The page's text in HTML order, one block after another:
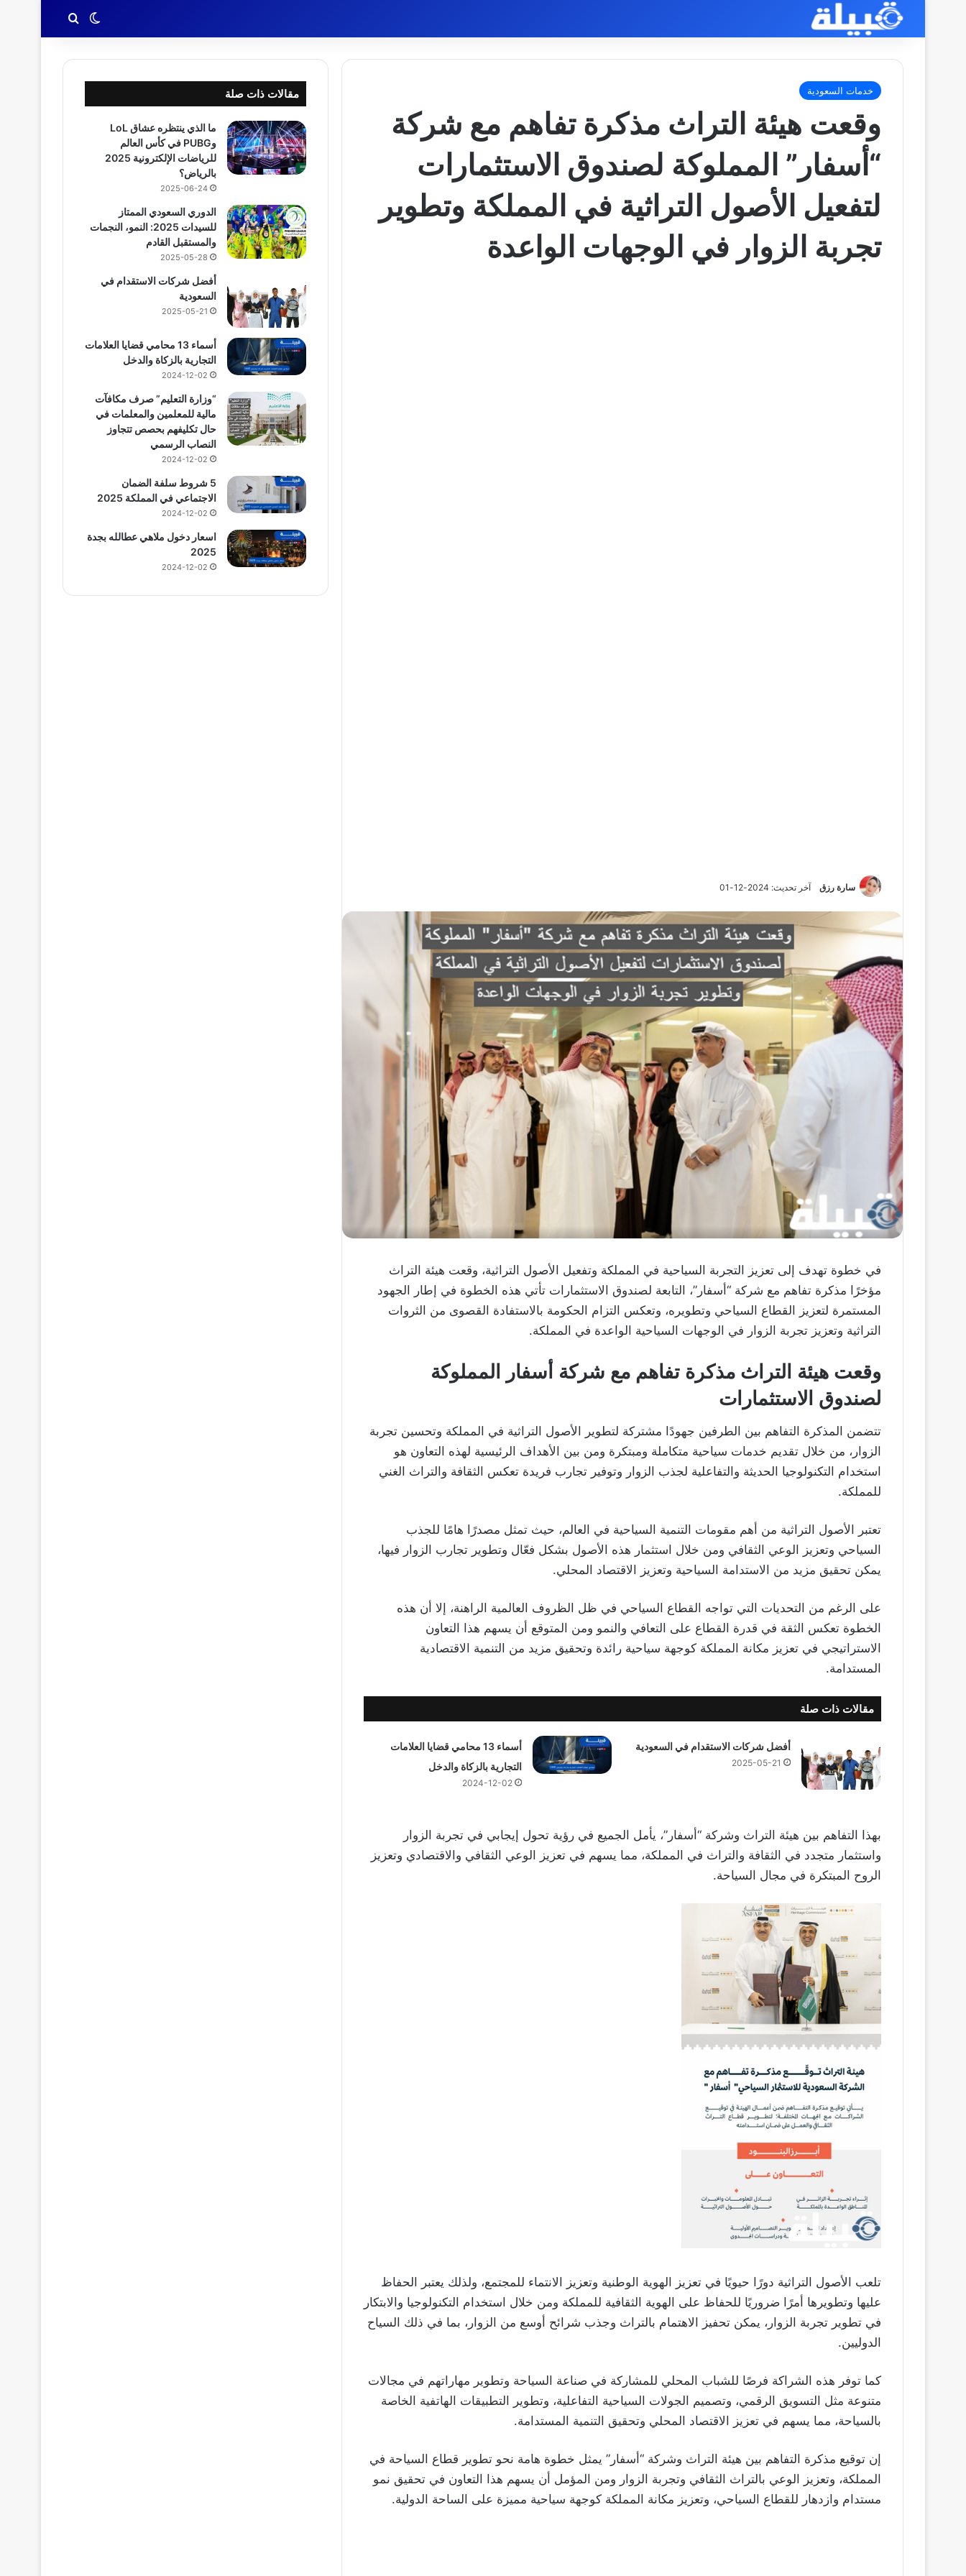
الوضع المظلم
بحث عن
خدمات السعودية
وقعت هيئة التراث مذكرة تفاهم مع شركة
“أسفار” المملوكة لصندوق الاستثمارات
لتفعيل الأصول التراثية في المملكة وتطوير
تجربة الزوار في الوجهات الواعدة
سارة رزق آخر تحديث: 2024-12-01
في خطوة تهدف إلى تعزيز التجربة السياحية في المملكة وتفعيل الأصول التراثية، وقعت هيئة التراث
مؤخرًا مذكرة تفاهم مع شركة “أسفار”، التابعة لصندوق الاستثمارات تأتي هذه الخطوة في إطار الجهود
المستمرة لتعزيز القطاع السياحي وتطويره، وتعكس التزام الحكومة بالاستفادة القصوى من الثروات
التراثية وتعزيز تجربة الزوار في الوجهات السياحية الواعدة في المملكة.
وقعت هيئة التراث مذكرة تفاهم مع شركة أسفار المملوكة
لصندوق الاستثمارات
تتضمن المذكرة التفاهم بين الطرفين جهودًا مشتركة لتطوير الأصول التراثية في المملكة وتحسين تجربة
الزوار، من خلال تقديم خدمات سياحية متكاملة ومبتكرة ومن بين الأهداف الرئيسية لهذه التعاون هو
استخدام التكنولوجيا الحديثة والتفاعلية لجذب الزوار وتوفير تجارب فريدة تعكس الثقافة والتراث الغني
للمملكة.
تعتبر الأصول التراثية من أهم مقومات التنمية السياحية في العالم، حيث تمثل مصدرًا هامًا للجذب
السياحي وتعزيز الوعي الثقافي ومن خلال استثمار هذه الأصول بشكل فعّال وتطوير تجارب الزوار فيها،
يمكن تحقيق مزيد من الاستدامة السياحية وتعزيز الاقتصاد المحلي.
على الرغم من التحديات التي تواجه القطاع السياحي في ظل الظروف العالمية الراهنة، إلا أن هذه
الخطوة تعكس الثقة في قدرة القطاع على التعافي والنمو ومن المتوقع أن يسهم هذا التعاون
الاستراتيجي في تعزيز مكانة المملكة كوجهة سياحية رائدة وتحقيق مزيد من التنمية الاقتصادية
المستدامة.
مقالات ذات صلة
أفضل شركات الاستقدام في السعودية
2025-05-21
أسماء 13 محامي قضايا العلامات
التجارية بالزكاة والدخل
2024-12-02
بهذا التفاهم بين هيئة التراث وشركة “أسفار”، يأمل الجميع في رؤية تحول إيجابي في تجربة الزوار
واستثمار متجدد في الثقافة والتراث في المملكة، مما يسهم في تعزيز الوعي الثقافي والاقتصادي وتعزيز
الروح المبتكرة في مجال السياحة.
تلعب الأصول التراثية دورًا حيويًا في تعزيز الهوية الوطنية وتعزيز الانتماء للمجتمع، ولذلك يعتبر الحفاظ
عليها وتطويرها أمرًا ضروريًا للحفاظ على الهوية الثقافية للمملكة ومن خلال استخدام التكنولوجيا والابتكار
في تطوير تجربة الزوار، يمكن تحفيز الاهتمام بالتراث وجذب شرائح أوسع من الزوار، بما في ذلك السياح
الدوليين.
كما توفر هذه الشراكة فرصًا للشباب المحلي للمشاركة في صناعة السياحة وتطوير مهاراتهم في مجالات
متنوعة مثل التسويق الرقمي، وتصميم الجولات السياحية التفاعلية، وتطوير التطبيقات الهاتفية الخاصة
بالسياحة، مما يسهم في تعزيز الاقتصاد المحلي وتحقيق التنمية المستدامة.
إن توقيع مذكرة التفاهم بين هيئة التراث وشركة “أسفار” يمثل خطوة هامة نحو تطوير قطاع السياحة في
المملكة، وتعزيز الوعي بالتراث الثقافي وتجربة الزوار ومن المؤمل أن يسهم هذا التعاون في تحقيق نمو
مستدام وازدهار للقطاع السياحي، وتعزيز مكانة المملكة كوجهة سياحية مميزة على الساحة الدولية.
مقالات ذات صلة
ما الذي ينتظره عشاق LoL
وPUBG في كأس العالم
للرياضات الإلكترونية 2025
بالرياض؟
2025-06-24
الدوري السعودي الممتاز
للسيدات 2025: النمو، النجمات
والمستقبل القادم
2025-05-28
أفضل شركات الاستقدام في
السعودية
2025-05-21
أسماء 13 محامي قضايا العلامات
التجارية بالزكاة والدخل
2024-12-02
“وزارة التعليم” صرف مكافآت
مالية للمعلمين والمعلمات في
حال تكليفهم بحصص تتجاوز
النصاب الرسمي
2024-12-02
5 شروط سلفة الضمان
الاجتماعي في المملكة 2025
2024-12-02
اسعار دخول ملاهي عطالله بجدة
2025
2024-12-02